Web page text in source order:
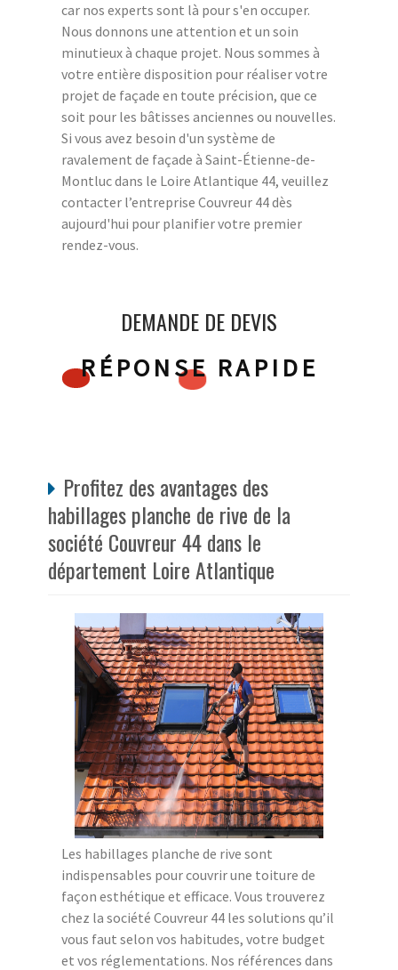
car nos experts sont là pour s'en occuper.
Nous donnons une attention et un soin
minutieux à chaque projet. Nous sommes à
votre entière disposition pour réaliser votre
projet de façade en toute précision, que ce
soit pour les bâtisses anciennes ou nouvelles.
Si vous avez besoin d'un système de
ravalement de façade à Saint-Étienne-de-
Montluc dans le Loire Atlantique 44, veuillez
contacter l’entreprise Couvreur 44 dès
aujourd'hui pour planifier votre premier
rendez-vous.
DEMANDE DE DEVIS
RÉPONSE RAPIDE
Profitez des avantages des
habillages planche de rive de la
société Couvreur 44 dans le
département Loire Atlantique
Les habillages planche de rive sont
indispensables pour couvrir une toiture de
façon esthétique et efficace. Vous trouverez
chez la société Couvreur 44 les solutions qu’il
vous faut selon vos habitudes, votre budget
et vos réglementations. Nos références dans